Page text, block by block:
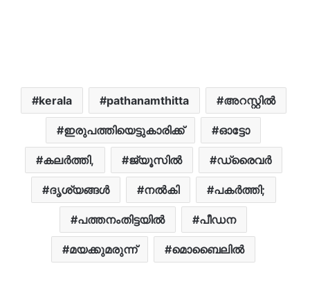
kerala pathanamthitta അറസ്റ്റിൽ
ഇരുപത്തിയെട്ടുകാരിക്ക് ഓട്ടോ
കലർത്തി, ജ്യൂസില്‍ ഡ്രൈവർ
ദൃശ്യങ്ങൾ നൽകി പകർത്തി;
പത്തനംതിട്ടയിൽ പീഡന
മയക്കുമരുന്ന് മൊബൈലിൽ